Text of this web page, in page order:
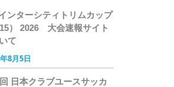
ンターシティトリムカップ
15） 2026 大会速報サイト
て
8月5日
日本クラブユースサッカ